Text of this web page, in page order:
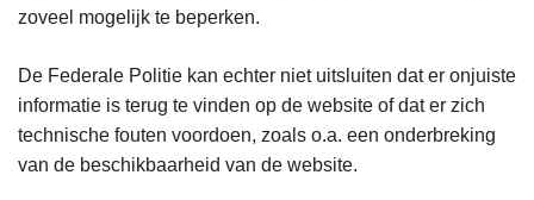
zoveel mogelijk te beperken.
De Federale Politie kan echter niet uitsluiten dat er onjuiste
informatie is terug te vinden op de website of dat er zich
technische fouten voordoen, zoals o.a. een onderbreking
van de beschikbaarheid van de website.